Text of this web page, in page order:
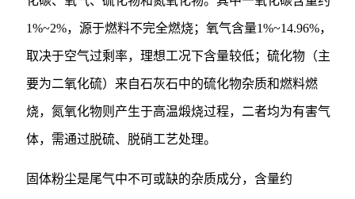
1%~2%，源于燃料不完全燃烧；氧气含量1%~14.96%，
取决于空气过剩率，理想工况下含量较低；硫化物（主
要为二氧化硫）来自石灰石中的硫化物杂质和燃料燃
烧，氮氧化物则产生于高温煅烧过程，二者均为有害气
体，需通过脱硫、脱硝工艺处理。
固体粉尘是尾气中不可或缺的杂质成分，含量约